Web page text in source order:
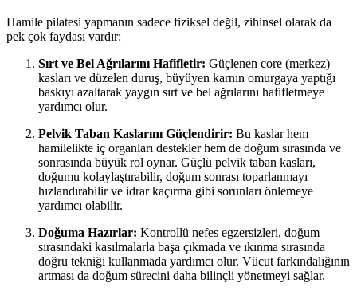
Hamile pilatesi yapmanın sadece fiziksel değil, zihinsel olarak da
pek çok faydası vardır:
Sırt ve Bel Ağrılarını Hafifletir: Güçlenen core (merkez)
kasları ve düzelen duruş, büyüyen karnın omurgaya yaptığı
baskıyı azaltarak yaygın sırt ve bel ağrılarını hafifletmeye
yardımcı olur.
Pelvik Taban Kaslarını Güçlendirir: Bu kaslar hem
hamilelikte iç organları destekler hem de doğum sırasında ve
sonrasında büyük rol oynar. Güçlü pelvik taban kasları,
doğumu kolaylaştırabilir, doğum sonrası toparlanmayı
hızlandırabilir ve idrar kaçırma gibi sorunları önlemeye
yardımcı olabilir.
Doğuma Hazırlar: Kontrollü nefes egzersizleri, doğum
sırasındaki kasılmalarla başa çıkmada ve ıkınma sırasında
doğru tekniği kullanmada yardımcı olur. Vücut farkındalığının
artması da doğum sürecini daha bilinçli yönetmeyi sağlar.